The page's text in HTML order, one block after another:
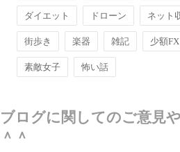
ダイエット ドローン ネット
街歩き 楽器 雑記 少額
素敵女子 怖い話
ブログに関してのご意見
＾＾